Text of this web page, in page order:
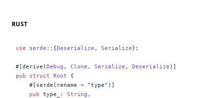
RUST
use serde :: {Deserialize , Serialize};
#[derive(Debug , Clone , Serialize , Deserialize )]
pub struct Root {
    #[serde(rename
= "type" )]
    pub
type_ : String ,